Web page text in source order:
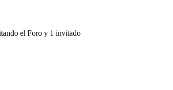
el Foro y 1 invitado